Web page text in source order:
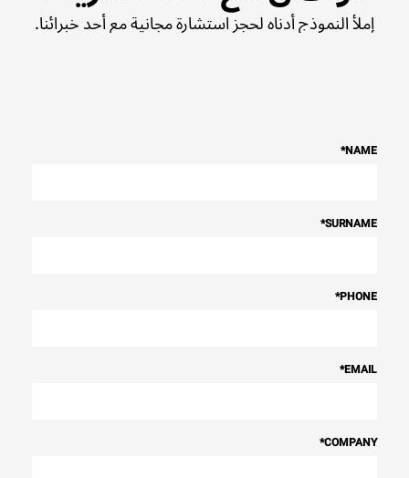
إملأ النموذج أدناه لحجز استشارة مجانية مع أحد خبرائنا.
NAME
*
SURNAME
*
PHONE
*
EMAIL
*
COMPANY
*